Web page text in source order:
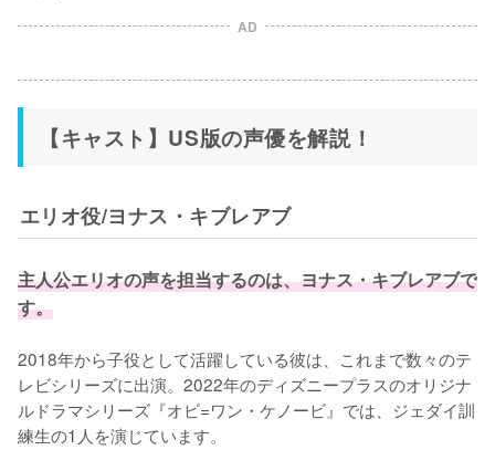
AD
【キャスト】US版の声優を解説！
エリオ役/ヨナス・キブレアブ
主人公エリオの声を担当するのは、ヨナス・キブレアブで
す。
2018年から子役として活躍している彼は、これまで数々のテ
レビシリーズに出演。2022年のディズニープラスのオリジナ
ルドラマシリーズ『オビ=ワン・ケノービ』では、ジェダイ訓
練生の1人を演じています。